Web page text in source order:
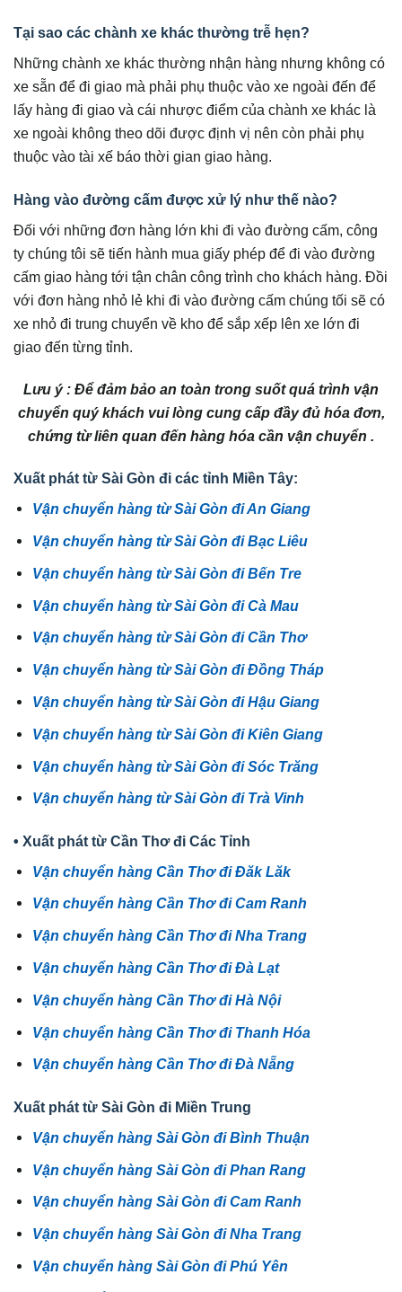
Tại sao các chành xe khác thường trễ hẹn?
Những chành xe khác thường nhận hàng nhưng không có
xe sẵn để đi giao mà phải phụ thuộc vào xe ngoài đến để
lấy hàng đi giao và cái nhược điểm của chành xe khác là
xe ngoài không theo dõi được định vị nên còn phải phụ
thuộc vào tài xế báo thời gian giao hàng.
Hàng vào đường cấm được xử lý như thế nào?
Đối với những đơn hàng lớn khi đi vào đường cấm, công
ty chúng tôi sẽ tiến hành mua giấy phép để đi vào đường
cấm giao hàng tới tận chân công trình cho khách hàng. Đồi
với đơn hàng nhỏ lẻ khi đi vào đường cấm chúng tối sẽ có
xe nhỏ đi trung chuyển về kho để sắp xếp lên xe lớn đi
giao đến từng tỉnh.
Lưu ý : Để đảm bảo an toàn trong suốt quá trình vận
chuyển quý khách vui lòng cung cấp đầy đủ hóa đơn,
chứng từ liên quan đến hàng hóa cần vận chuyển .
Xuất phát từ Sài Gòn đi các tỉnh Miền Tây:
Vận chuyển hàng từ Sài Gòn đi An Giang
Vận chuyển hàng từ Sài Gòn đi Bạc Liêu
Vận chuyển hàng từ Sài Gòn đi Bến Tre
Vận chuyển hàng từ Sài Gòn đi Cà Mau
Vận chuyển hàng từ Sài Gòn đi Cần Thơ
Vận chuyển hàng từ Sài Gòn đi Đồng Tháp
Vận chuyển hàng từ Sài Gòn đi Hậu Giang
Vận chuyển hàng từ Sài Gòn đi Kiên Giang
Vận chuyển hàng từ Sài Gòn đi Sóc Trăng
Vận chuyển hàng từ Sài Gòn đi Trà Vinh
• Xuất phát từ Cần Thơ đi Các Tỉnh
Vận chuyển hàng Cần Thơ đi Đăk Lăk
Vận chuyển hàng Cần Thơ đi Cam Ranh
Vận chuyển hàng Cần Thơ đi Nha Trang
Vận chuyển hàng Cần Thơ đi Đà Lạt
Vận chuyển hàng Cần Thơ đi Hà Nội
Vận chuyển hàng Cần Thơ đi Thanh Hóa
Vận chuyển hàng Cần Thơ đi Đà Nẵng
Xuất phát từ Sài Gòn đi Miền Trung
Vận chuyển hàng Sài Gòn đi Bình Thuận
Vận chuyển hàng Sài Gòn đi Phan Rang
Vận chuyển hàng Sài Gòn đi Cam Ranh
Vận chuyển hàng Sài Gòn đi Nha Trang
Vận chuyển hàng Sài Gòn đi Phú Yên